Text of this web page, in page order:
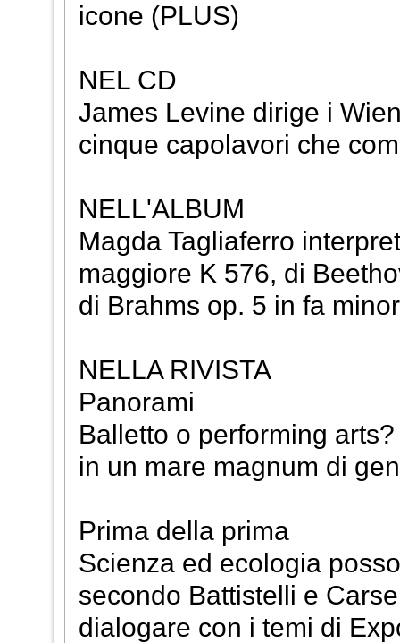
icone (PLUS)
NEL CD
James Levine dirige i
cinque capolavori che
NELL'ALBUM
Magda Tagliaferro
maggiore K 576, di
di Brahms op. 5 in fa
NELLA RIVISTA
Panorami
Balletto o performing
in un mare magnum di
Prima della prima
Scienza ed ecologia
secondo Battistelli e
dialogare con i temi di